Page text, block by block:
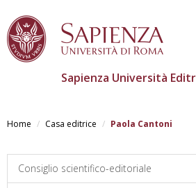
contenuto
Sapienza Università
Home Casa editrice Paola Cantoni
Consiglio scientifico-editoriale